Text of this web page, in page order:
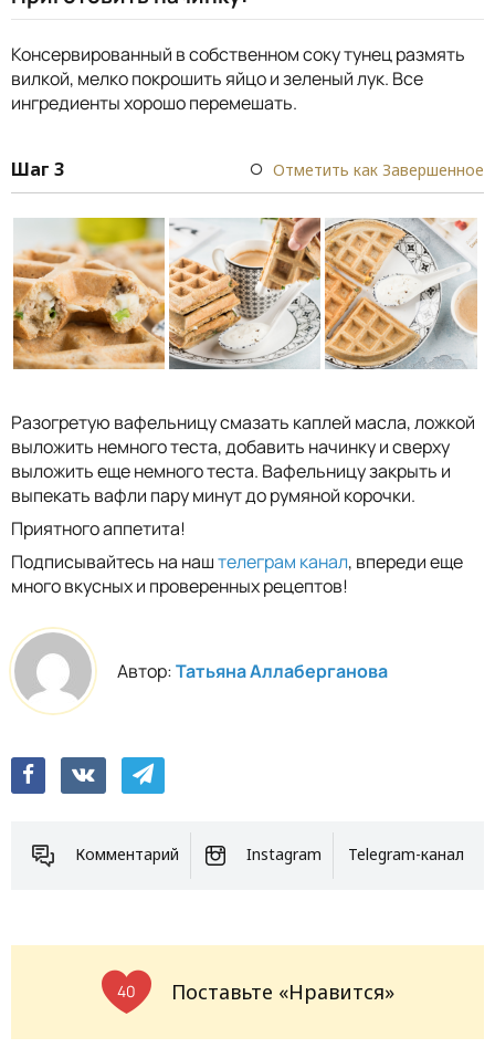
Консервированный в собственном соку тунец размять
вилкой, мелко покрошить яйцо и зеленый лук. Все
ингредиенты хорошо перемешать.
Шаг 3 Отметить как Завершенное
Разогретую вафельницу смазать каплей масла, ложкой
выложить немного теста, добавить начинку и сверху
выложить еще немного теста. Вафельницу закрыть и
выпекать вафли пару минут до румяной корочки.
Приятного аппетита!
Подписывайтесь на наштелеграм канал, впереди еще
много вкусных и проверенных рецептов!
Автор:Татьяна Аллаберганова
Комментарий Instagram Telegram-канал
40 Поставьте «Нравится»